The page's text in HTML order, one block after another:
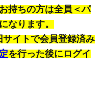
持ちの方は全員＜パ
なります。
イトで会員登録済み
を行った後にログイ